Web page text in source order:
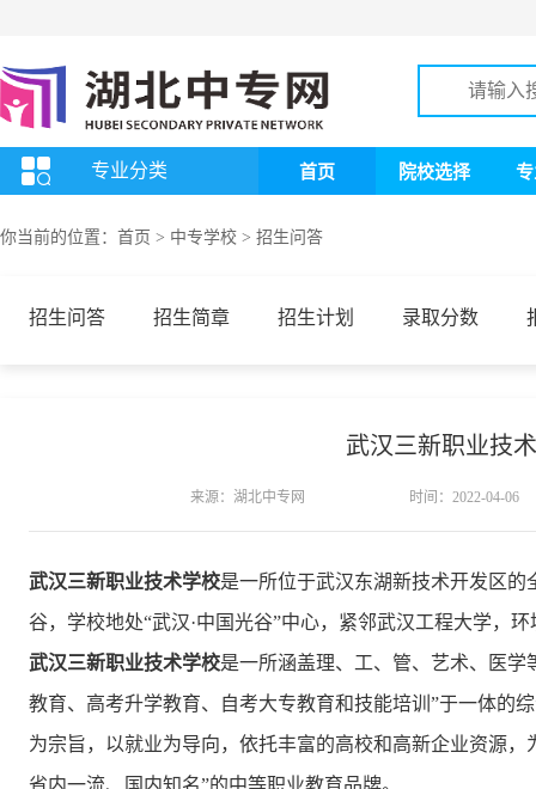
专业分类 首页 院校选择
你当前的位置： 首页 > 中专学校 > 招生问答
招生问答 招生简章 招生计划 录取分数
武汉三新职业技
来源：湖北中专网 时间：2022-04-06
武汉三新职业技术学校是一所位于武汉东湖新技术开发区
谷，学校地处“武汉·中国光谷”中心，紧邻武汉工程大学，
武汉三新职业技术学校是一所涵盖理、工、管、艺术、医
教育、高考升学教育、自考大专教育和技能培训”于一体的
为宗旨，以就业为导向，依托丰富的高校和高新企业资源
省内一流、国内知名”的中等职业教育品牌。